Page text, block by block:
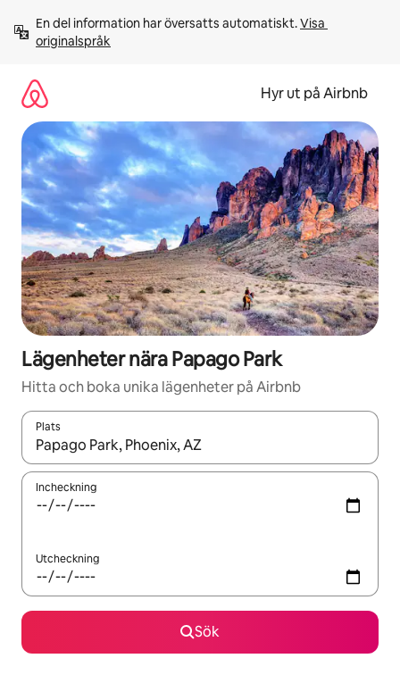
innehåll
En del information har översatts automatiskt. Visa
originalspråk
Hyr ut på Airbnb
Lägenheter nära Papago Park
Hitta och boka unika lägenheter på Airbnb
Plats
När resultaten är tillgängliga kan du navigera med upp- och
Incheckning
Utcheckning
Sök